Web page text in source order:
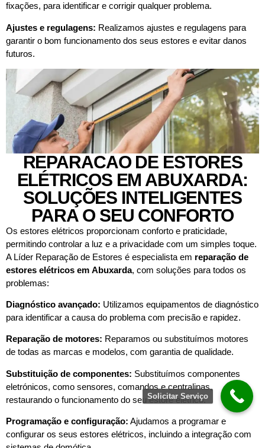
fixações, para identificar e corrigir qualquer problema.
Ajustes e regulagens: Realizamos ajustes e regulagens para
garantir o bom funcionamento dos seus estores e evitar danos
futuros.
REPARACAO DE ESTORES
ELÉTRICOS EM ABUXARDA:
SOLUÇÕES INTELIGENTES
PARA O SEU CONFORTO
Os estores elétricos proporcionam conforto e praticidade,
permitindo controlar a luz e a privacidade com um simples toque.
A Líder Reparação de Estores é especialista em reparação de
estores elétricos em Abuxarda, com soluções para todos os
problemas:
Diagnóstico avançado: Utilizamos equipamentos de diagnóstico
para identificar a causa do problema com precisão e rapidez.
Reparação de motores: Reparamos ou substituímos motores
de todas as marcas e modelos, com garantia de qualidade.
Substituição de componentes: Substituímos componentes
eletrónicos, como sensores, comandos e centralinas,
restaurando o funcionamento do seu estore elétrico.
Programação e configuração: Ajudamos a programar e
configurar os seus estores elétricos, incluindo a integração com
Solicitar Serviço